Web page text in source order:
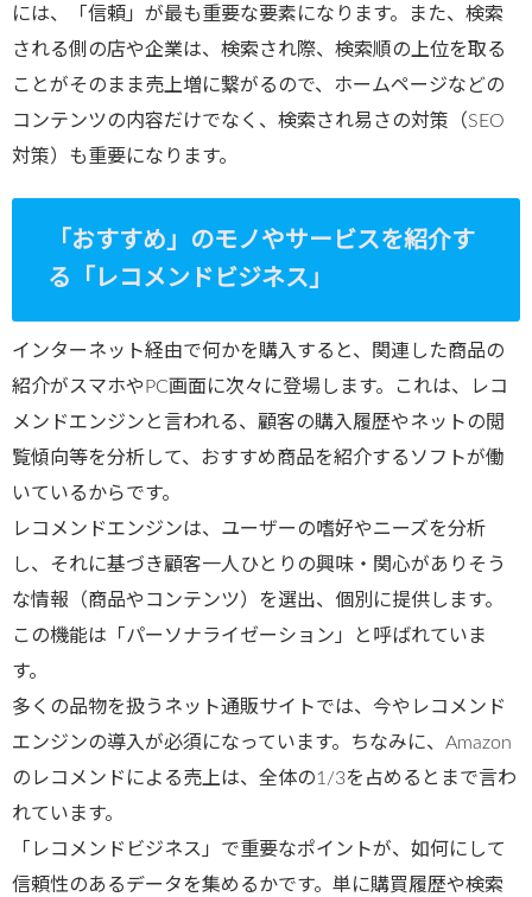
には、「信頼」が最も重要な要素になります。また、検索
される側の店や企業は、検索され際、検索順の上位を取る
ことがそのまま売上増に繋がるので、ホームページなどの
コンテンツの内容だけでなく、検索され易さの対策（SEO
対策）も重要になります。
「おすすめ」のモノやサービスを紹介す
る「レコメンドビジネス」
インターネット経由で何かを購入すると、関連した商品の
紹介がスマホやPC画面に次々に登場します。これは、レコ
メンドエンジンと言われる、顧客の購入履歴やネットの閲
覧傾向等を分析して、おすすめ商品を紹介するソフトが働
いているからです。
レコメンドエンジンは、ユーザーの嗜好やニーズを分析
し、それに基づき顧客一人ひとりの興味・関心がありそう
な情報（商品やコンテンツ）を選出、個別に提供します。
この機能は「パーソナライゼーション」と呼ばれていま
す。
多くの品物を扱うネット通販サイトでは、今やレコメンド
エンジンの導入が必須になっています。ちなみに、Amazon
のレコメンドによる売上は、全体の1/3を占めるとまで言わ
れています。
「レコメンドビジネス」で重要なポイントが、如何にして
信頼性のあるデータを集めるかです。単に購買履歴や検索